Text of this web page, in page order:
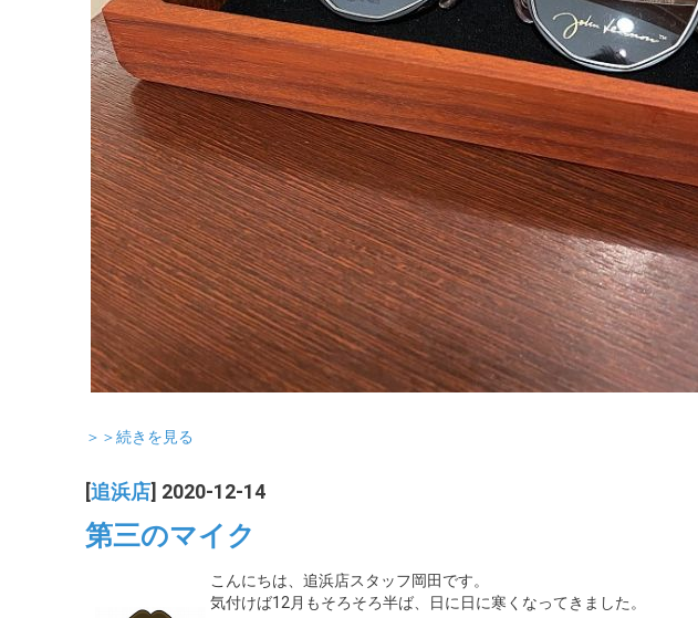
＞＞続きを見る
[追浜店] 2020-12-14
第三のマイク
こんにちは、追浜店スタッフ岡田です。
気付けば12月もそろそろ半ば、日に日に寒くなってきました。